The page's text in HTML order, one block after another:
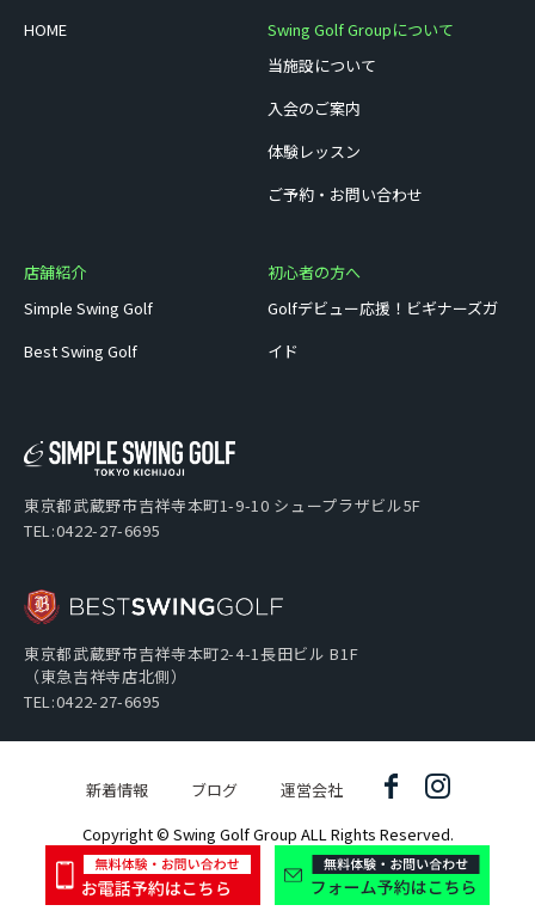
HOME
Swing Golf Groupについて
当施設について
入会のご案内
体験レッスン
ご予約・お問い合わせ
店舗紹介
Simple Swing Golf
Best Swing Golf
初心者の方へ
Golfデビュー応援！ビギナーズガ
イド
東京都武蔵野市吉祥寺本町1-9-10 シュープラザビル5F
TEL:0422-27-6695
東京都武蔵野市吉祥寺本町2-4-1長田ビル B1F
（東急吉祥寺店北側）
TEL:0422-27-6695
Copyright © Swing Golf Group ALL Rights Reserved.
新着情報 ブログ 運営会社